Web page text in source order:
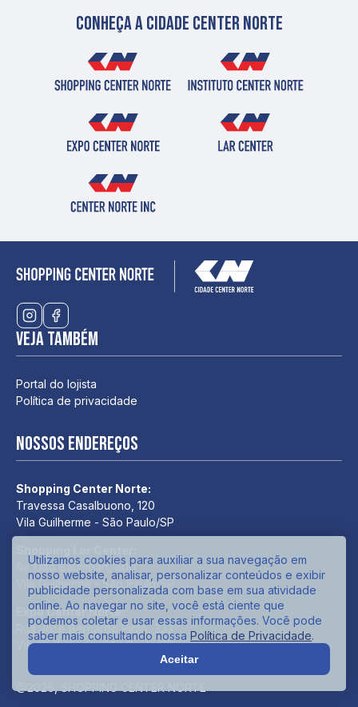
Conheça a cidade center norte
Veja também
Portal do lojista
Política de privacidade
Nossos endereços
Shopping Center Norte:
Travessa Casalbuono, 120
Vila Guilherme - São Paulo/SP
Av. Otto Baumgart, 500
Vila Guilherme - São Paulo/SP
Expo Center Norte:
Rua José Bernardo Pinto, 333
Vila Guilherme - São Paulo/SP
Utilizamos cookies para auxiliar a sua navegação em
nosso website, analisar, personalizar conteúdos e exibir
publicidade personalizada com base em sua atividade
online. Ao navegar no site, você está ciente que
podemos coletar e usar essas informações. Você pode
saber mais consultando nossa Política de Privacidade.
Aceitar